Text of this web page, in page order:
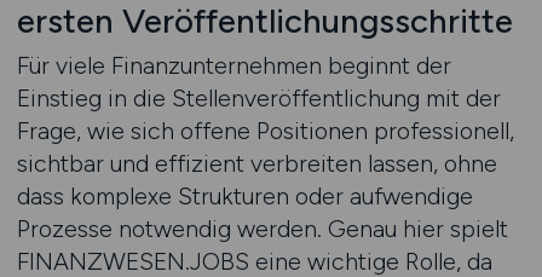
ersten Veröffentlichungsschritte
Für viele Finanzunternehmen beginnt der
Einstieg in die Stellenveröffentlichung mit der
Frage, wie sich offene Positionen professionell,
sichtbar und effizient verbreiten lassen, ohne
dass komplexe Strukturen oder aufwendige
Prozesse notwendig werden. Genau hier spielt
FINANZWESEN.JOBS eine wichtige Rolle, da